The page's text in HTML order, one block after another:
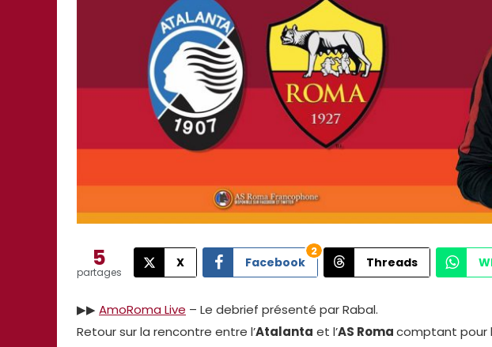
5
partages
X Facebook
2
Threads
▶︎▶︎ AmoRoma Live – Le debrief présenté par Rabal.
Retour sur la rencontre entre l’Atalanta et l’AS Romacomptant pour